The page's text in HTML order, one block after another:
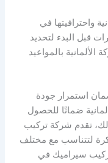
واحترافيتها في
قبل البدء لتحديد
الألمانية بالمواعيد
استمرار جودة
ضمانًا للحصول
تقدم شركة تركيب
لتتناسب مع مختلف
سيراميك في